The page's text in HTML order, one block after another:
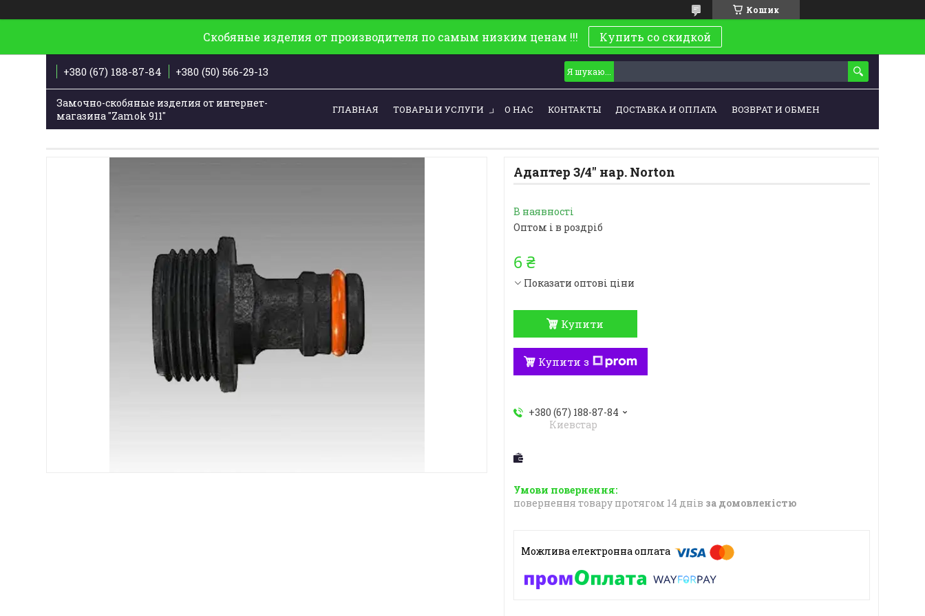
Кошик
Скобяные изделия от производителя по самым низким ценам !!! Купить со скидкой
+380 (67) 188-87-84 +380 (50) 566-29-13
Замочно-скобяные изделия от интернет-
магазина "Zamok 911"
ГЛАВНАЯ ТОВАРЫ И УСЛУГИ О НАС КОНТАКТЫ ДОСТАВКА И ОПЛАТА ВОЗВРАТ И ОБМЕН
Адаптер 3/4'' нар. Norton
В наявності
Оптом і в роздріб
6 ₴
Показати оптові ціни
Купити
Купити з
+380 (67) 188-87-84
Киевстар
повернення товару протягом 14 днів за домовленістю